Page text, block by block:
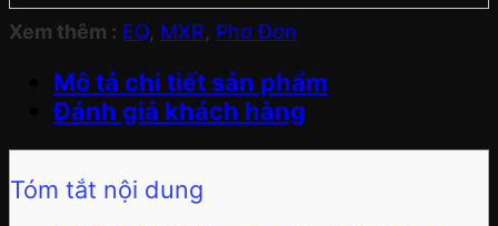
Xem thêm : EQ, MXR, Phơ Đơn
Mô tả chi tiết sản phẩm
Đánh giá khách hàng
Tóm tắt nội dung